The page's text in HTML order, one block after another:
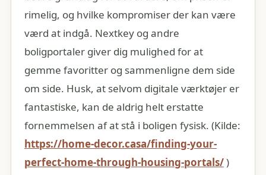
rimelig, og hvilke kompromiser der kan være
værd at indgå. Nextkey og andre
boligportaler giver dig mulighed for at
gemme favoritter og sammenligne dem side
om side. Husk, at selvom digitale værktøjer er
fantastiske, kan de aldrig helt erstatte
fornemmelsen af at stå i boligen fysisk. (Kilde:
https://home-decor.casa/finding-your-
perfect-home-through-housing-portals/)